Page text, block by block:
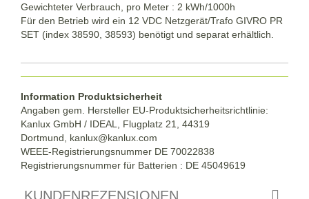
Gewichteter Verbrauch, pro Meter : 2 kWh/1000h
Für den Betrieb wird ein 12 VDC Netzgerät/Trafo GIVRO PR
SET (index 38590, 38593) benötigt und separat erhältlich.
Information Produktsicherheit
Angaben gem. Hersteller EU-Produktsicherheitsrichtlinie:
Kanlux GmbH / IDEAL, Flugplatz 21, 44319
Dortmund, kanlux@kanlux.com
WEEE-Registrierungsnummer DE 70022838
Registrierungsnummer für Batterien : DE 45049619
KUNDENREZENSIONEN